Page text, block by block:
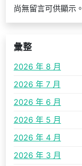
尚無留言可供顯示。
彙整
2026 年 8 月
2026 年 7 月
2026 年 6 月
2026 年 5 月
2026 年 4 月
2026 年 3 月